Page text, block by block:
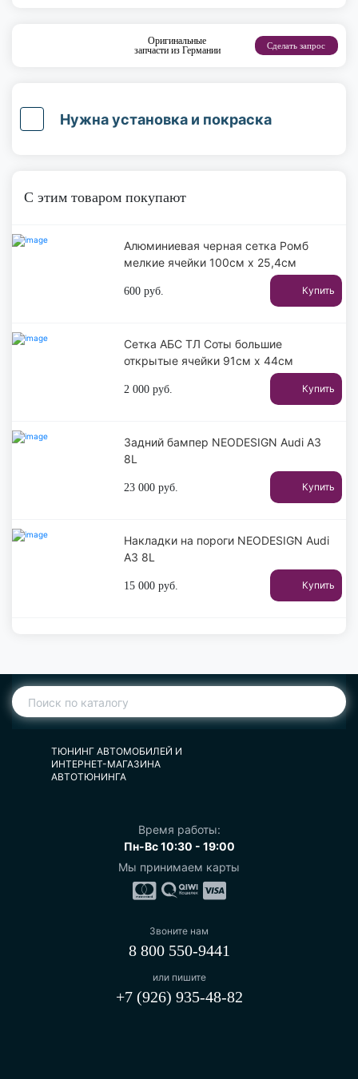
Оригинальные
запчасти из Германии
Сделать запрос
Нужна установка и покраска
С этим товаром покупают
Алюминиевая черная сетка Ромб
мелкие ячейки 100см х 25,4см
600 руб. Купить
Сетка АБС ТЛ Соты большие
открытые ячейки 91см х 44см
2 000 руб. Купить
Задний бампер NEODESIGN Audi A3
8L
23 000 руб. Купить
Накладки на пороги NEODESIGN Audi
A3 8L
15 000 руб. Купить
ТЮНИНГ АВТОМОБИЛЕЙ И
ИНТЕРНЕТ-МАГАЗИНА
АВТОТЮНИНГА
Время работы:
Пн-Вс 10:30 - 19:00
Мы принимаем карты
Звоните нам
8 800 550-9441
или пишите
+7 (926) 935-48-82